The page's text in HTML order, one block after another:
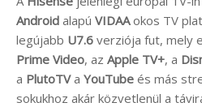
Android alapú VIDAAokos TV
legújabb U7.6 verziója fut, mely
Prime Video, az Apple TV+, a
a PlutoTVa YouTube és más
sokukhoz akár közvetlenül a